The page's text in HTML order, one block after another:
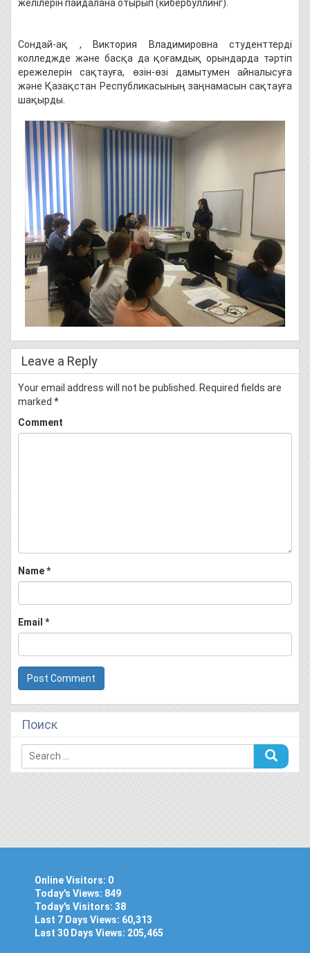
желілерін пайдалана отырып (кибербуллинг).
Сондай-ақ , Виктория Владимировна студенттерді
колледжде және басқа да қоғамдық орындарда тәртіп
ережелерін сақтауға, өзін-өзі дамытумен айналысуға
және Қазақстан Республикасының заңнамасын сақтауға
шақырды.
Leave a Reply
Your email address will not be published.
Required fields are
marked *
Comment
Name*
Email *
Поиск
Online Visitors: 0
Today's Views: 849
Today's Visitors: 38
Last 7 Days Views: 60,313
Last 30 Days Views: 205,465